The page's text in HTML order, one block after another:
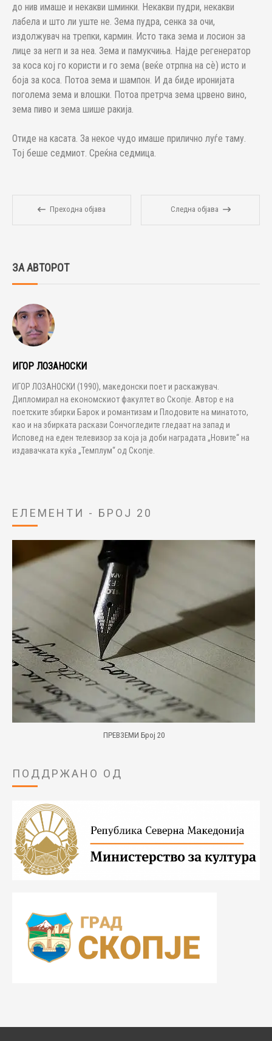
до нив имаше и некакви шминки. Некакви пудри, некакви
лабела и што ли уште не. Зема пудра, сенка за очи,
издолжувач на трепки, кармин. Исто така зема и лосион за
лице за негп и за неа. Зема и памукчиња. Најде регенератор
за коса кој го користи и го зема (веќе отрпна на сѐ) исто и
боја за коса. Потоа зема и шампон. И да биде иронијата
поголема зема и влошки. Потоа претрча зема црвено вино,
зема пиво и зема шише ракија.
Отиде на касата. За некое чудо имаше прилично луѓе таму.
Тој беше седмиот. Среќна седмица.
Преходна објава Следна објава
ЗА АВТОРОТ
ИГОР ЛОЗАНОСКИ
ИГОР ЛОЗАНОСКИ (1990), македонски поет и раскажувач.
Дипломирал на економскиот факултет во Скопје. Автор е на
поетските збирки Барок и романтизам и Плодовите на минатото,
као и на збирката раскази Сончогледите гледаат на запад и
Исповед на еден телевизор за која ја доби наградата „Новите“ на
издавачката куќа „Темплум“ од Скопје.
ЕЛЕМЕНТИ - БРОЈ 20
ПРЕВЗЕМИ Број 20
ПОДДРЖАНО ОД